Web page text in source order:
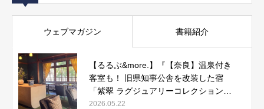
ウェブマガジン 書籍紹介
【るるぶ&more.】『【奈良】温泉付き
客室も！ 旧県知事公舎を改装した宿
「紫翠 ラグジュアリーコレクションホ
テル 奈良」で贅沢ステイ』
2026.05.22